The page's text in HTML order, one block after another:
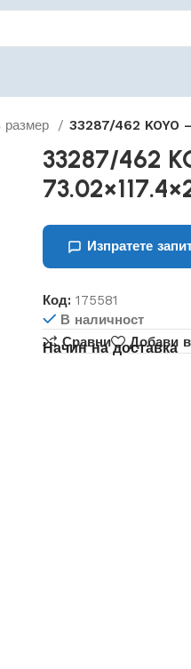
размер 33287/462 KOYO
33287/462
Изпратете
Код: 175581
В наличност
Сравни
Добави
Начин на доставка